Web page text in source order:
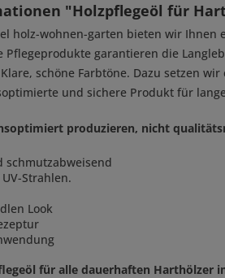
"Holzpflegeöl für
holz-wohnen-garten bieten wir
garantieren die
schöne Farbtöne. Dazu setzen
und sichere Produkt für
produzieren, nicht
Strahlen.
Look
für alle dauerhaften Harthölzer